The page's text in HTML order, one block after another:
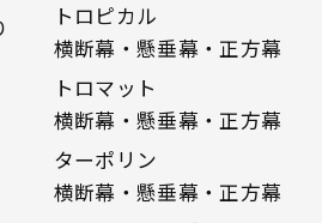
トロピカル
横断幕・懸垂幕・正方幕
トロマット
横断幕・懸垂幕・正方幕
ターポリン
横断幕・懸垂幕・正方幕